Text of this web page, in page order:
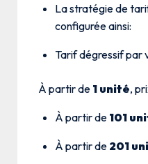
La stratégie de
configurée ainsi:
Tarif dégressif par
À partir de 1 unité,
À partir de 101
À partir de 201